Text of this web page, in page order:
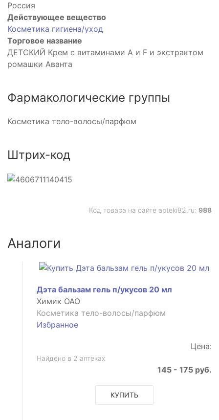
Россия
Действующее вещество
Косметика гигиена/уход
Торговое название
ДЕТСКИЙ Крем с витаминами A и F и экстрактом
ромашки Аванта
Фармакологические группы
Косметика тело-волосы/парфюм
Штрих-код
Код товара на сайте apteki82.ru: 988
Аналоги
Дэта бальзам гель п/укусов 20 мл
Химик ОАО
Косметика тело-волосы/парфюм
Избранное
Цена:
Найдено в 2 аптеках
145 - 175 руб.
КУПИТЬ